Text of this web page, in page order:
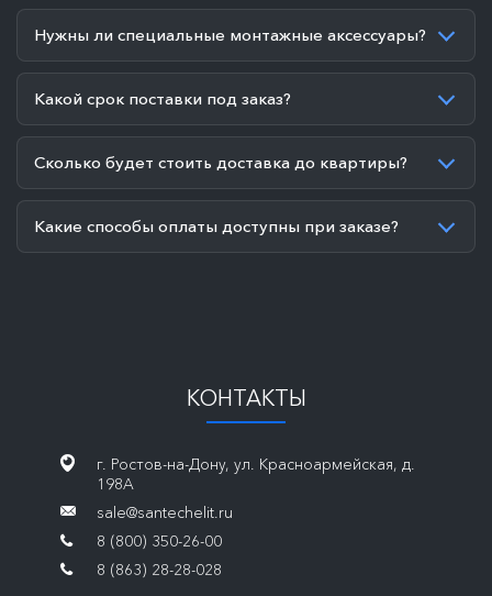
Нужны ли специальные монтажные аксессуары?
Какой срок поставки под заказ?
Сколько будет стоить доставка до квартиры?
Какие способы оплаты доступны при заказе?
КОНТАКТЫ
г. Ростов-на-Дону, ул. Красноармейская, д.
198А
sale@santechelit.ru
8 (800) 350-26-00
8 (863) 28-28-028